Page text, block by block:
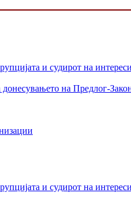
и судирот на
на Предлог-
и судирот на